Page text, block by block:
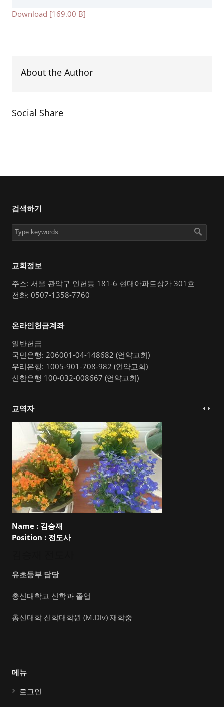
Download [169.00 B]
About the Author
Social Share
검색하기
교회정보
주소: 서울 관악구 인헌동 181-6 현대아파트상가 301호
전화: 0507-1358-7760
온라인헌금계좌
일반헌금
국민은행: 206001-04-148682 (언약교회)
우리은행: 1005-901-708-982 (언약교회)
신한은행 100-032-008667 (언약교회)
교역자
Name : 김승재
Position : 전도사
유초등부 담당
총신대학교 신학과 졸업
총신대학 신학대학원 (M.Div) 재학중
메뉴
로그인